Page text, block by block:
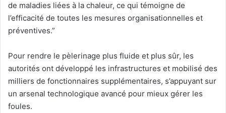
de maladies liées à la chaleur, ce qui témoigne de
l’efficacité de toutes les mesures organisationnelles et
préventives.”
Pour rendre le pèlerinage plus fluide et plus sûr, les
autorités ont développé les infrastructures et mobilisé des
milliers de fonctionnaires supplémentaires, s’appuyant sur
un arsenal technologique avancé pour mieux gérer les
foules.